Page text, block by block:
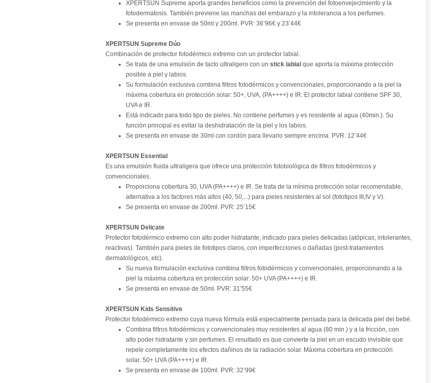
XPERTSUN Supreme aporta grandes beneficios como la prevención del fotoenvejecimiento y la
fotodermatosis. También previene las manchas del embarazo y la intolerancia a los perfumes.
Se presenta en envase de 50ml y 200ml. PVR: 36’96€ y 23’44€
XPERTSUN Supreme Dúo
Combinación de protector fotodérmico extremo con un protector labial.
Se trata de una emulsión de tacto ultraligero con un stick labial que aporta la máxima protección
posible a piel y labios.
Su formulación exclusiva combina filtros fotodérmicos y convencionales, proporcionando a la piel la
máxima cobertura en protección solar: 50+, UVA, (PA++++) e IR. El protector labial contiene SPF 30,
UVA e IR.
Está indicado para todo tipo de pieles. No contiene perfumes y es resistente al agua (40min.). Su
función principal es evitar la deshidratación de la piel y los labios.
Se presenta en envase de 30ml con cordón para llevarlo siempre encima. PVR: 12’44€
XPERTSUN Essential
Es una emulsión fluida ultraligera que ofrece una protección fotobiológica de filtros fotodérmicos y
convencionales.
Proporciona cobertura 30, UVA (PA++++) e IR. Se trata de la mínima protección solar recomendable,
alternativa a los factores más altos (40, 50,...) para pieles resistentes al sol (fototipos III,IV y V).
Se presenta en envase de 200ml. PVR: 25’15€
XPERTSUN Delicate
Protector fotodérmico extremo con alto poder hidratante, indicado para pieles delicadas (atópicas, intolerantes,
reactivas). También para pieles de fototipos claros, con imperfecciones o dañadas (post-tratamientos
dermatológicos, etc).
Su nueva formulación exclusiva combina filtros fotodérmicos y convencionales, proporcionando a la
piel la máxima cobertura en protección solar: 50+ UVA (PA++++) e IR.
Se presenta en envase de 50ml. PVR: 31’55€
XPERTSUN Kids Sensitive
Protector fotodérmico extremo cuya nueva fórmula está especialmente pensada para la delicada piel del bebé.
Combina filtros fotodérmicos y convencionales muy resistentes al agua (80 min.) y a la fricción, con
alto poder hidratante y sin perfumes. El resultado es que convierte la piel en un escudo invisible que
repele completamente los efectos dañinos de la radiación solar. Máxima cobertura en protección
solar: 50+ UVA (PA++++) e IR.
Se presenta en envase de 100ml. PVR: 32’99€